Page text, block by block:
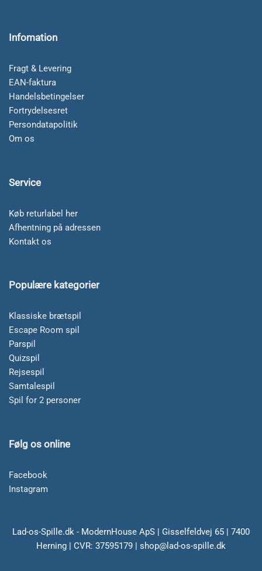
Infomation
Fragt & Levering
EAN-faktura
Handelsbetingelser
Fortrydelsesret
Persondatapolitik
Om os
Service
Køb returlabel her
Afhentning på adressen
Kontakt os
Populære kategorier
Klassiske brætspil
Escape Room spil
Parspil
Quizspil
Rejsespil
Samtalespil
Spil for 2 personer
Følg os online
Facebook
Instagram
Lad-os-Spille.dk - ModernHouse ApS | Gisselfeldvej 65 | 7400
Herning | CVR: 37595179 | shop@lad-os-spille.dk